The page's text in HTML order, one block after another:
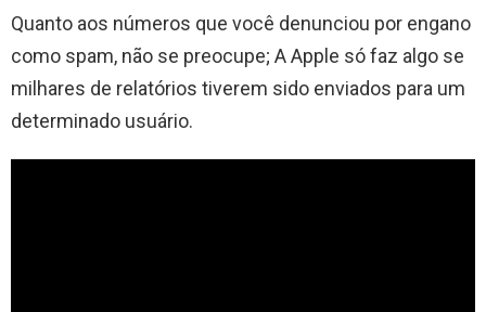
Quanto aos números que você denunciou por engano
como spam, não se preocupe; A Apple só faz algo se
milhares de relatórios tiverem sido enviados para um
determinado usuário.